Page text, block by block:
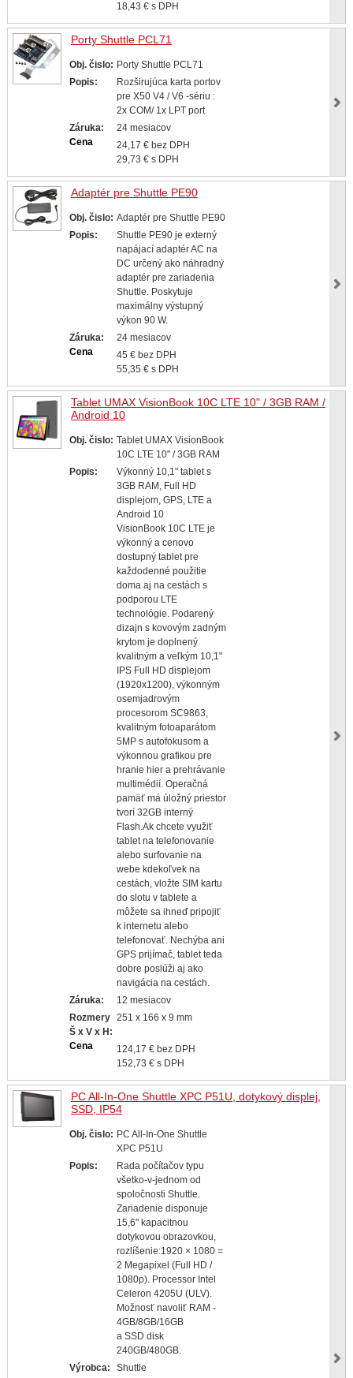
18,43 € s DPH
Porty Shuttle PCL71
Obj. čislo: Porty Shuttle PCL71
Popis:
Rozširujúca karta portov
pre X50 V4 / V6 -sériu :
2x COM/ 1x LPT port
Záruka:
24 mesiacov
Cena
24,17 € bez DPH
29,73 € s DPH
Adaptér pre Shuttle PE90
Obj. čislo: Adaptér pre Shuttle PE90
Popis:
Shuttle PE90 je externý
napájací adaptér AC na
DC určený ako náhradný
adaptér pre zariadenia
Shuttle. Poskytuje
maximálny výstupný
výkon 90 W.
Záruka:
24 mesiacov
Cena
45 € bez DPH
55,35 € s DPH
Tablet UMAX VisionBook 10C LTE 10" / 3GB RAM /
Android 10
Obj. čislo: Tablet UMAX VisionBook
10C LTE 10" / 3GB RAM
Popis:
Výkonný 10,1" tablet s
3GB RAM, Full HD
displejom, GPS, LTE a
Android 10
VisionBook 10C LTE je
výkonný a cenovo
dostupný tablet pre
každodenné použitie
doma aj na cestách s
podporou LTE
technológie. Podarený
dizajn s kovovým zadným
krytom je doplnený
kvalitným a veľkým 10,1"
IPS Full HD displejom
(1920x1200), výkonným
osemjadrovým
procesorom SC9863,
kvalitným fotoaparátom
5MP s autofokusom a
výkonnou grafikou pre
hranie hier a prehrávanie
multimédií. Operačná
pamäť má úložný priestor
tvorí 32GB interný
Flash.Ak chcete využiť
tablet na telefonovanie
alebo surfovanie na
webe kdekoľvek na
cestách, vložte SIM kartu
do slotu v tablete a
môžete sa ihneď pripojiť
k internetu alebo
telefonovať. Nechýba ani
GPS prijímač, tablet teda
dobre poslúži aj ako
navigácia na cestách.
Záruka:
12 mesiacov
Rozmery
Š x V x H:
251 x 166 x 9 mm
Cena
124,17 € bez DPH
152,73 € s DPH
PC All-In-One Shuttle XPC P51U, dotykový displej,
SSD, IP54
Obj. čislo: PC All-In-One Shuttle
XPC P51U
Popis:
Rada počítačov typu
všetko-v-jednom od
spoločnosti Shuttle.
Zariadenie disponuje
15,6" kapacitnou
dotykovou obrazovkou,
rozlíšenie:1920 × 1080 =
2 Megapixel (Full HD /
1080p). Processor Intel
Celeron 4205U (ULV).
Možnosť navoliť RAM -
4GB/8GB/16GB
a SSD disk
240GB/480GB.
Výrobca:
Shuttle